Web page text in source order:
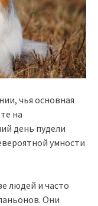
чья основная
на
день пудели
умности
людей и часто
Они